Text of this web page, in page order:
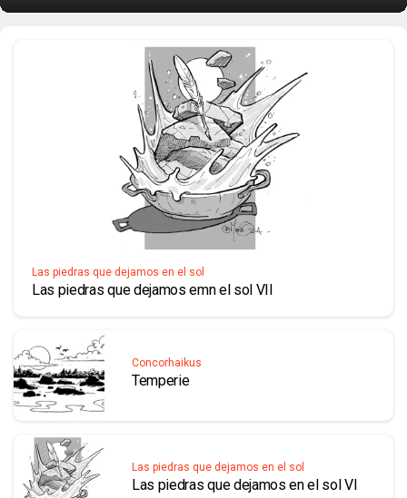
Las piedras que dejamos en el sol
Las piedras que dejamos emn el sol VII
Concorhaikus
Temperie
Las piedras que dejamos en el sol
Las piedras que dejamos en el sol VI